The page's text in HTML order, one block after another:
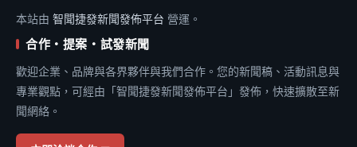
本站由 智聞捷發新聞發佈平台 營運。
合作・提案・試發新聞
歡迎企業、品牌與各界夥伴與我們合作。您的新聞稿、活動訊息與
專業觀點，可經由「智聞捷發新聞發佈平台」發佈，快速擴散至新
聞網絡。